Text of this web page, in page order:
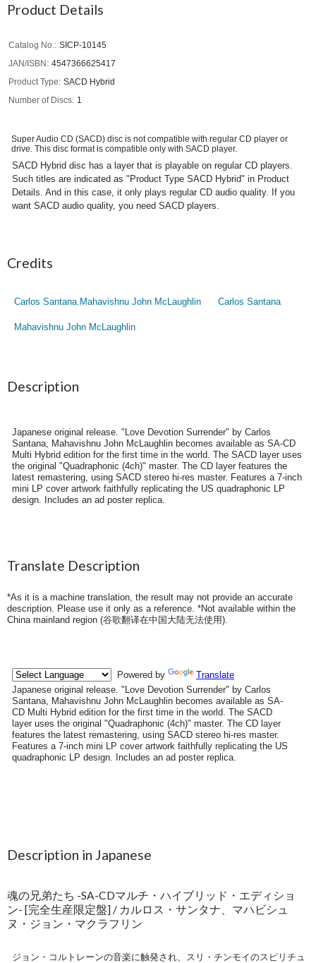
Product Details
Catalog No.
SICP-10145
JAN/ISBN
4547366625417
Product Type
SACD Hybrid
Number of Discs
1
Super Audio CD (SACD) disc is not compatible with regular CD player or
drive. This disc format is compatible only with SACD player.
SACD Hybrid disc has a layer that is playable on regular CD players.
Such titles are indicated as "Product Type SACD Hybrid" in Product
Details. And in this case, it only plays regular CD audio quality. If you
want SACD audio quality, you need SACD players.
Credits
Carlos Santana.Mahavishnu John McLaughlin Carlos Santana
Mahavishnu John McLaughlin
Description
Japanese original release. "Love Devotion Surrender" by Carlos
Santana, Mahavishnu John McLaughlin becomes available as SA-CD
Multi Hybrid edition for the first time in the world. The SACD layer uses
the original "Quadraphonic (4ch)" master. The CD layer features the
latest remastering, using SACD stereo hi-res master. Features a 7-inch
mini LP cover artwork faithfully replicating the US quadraphonic LP
design. Includes an ad poster replica.
Translate Description
*As it is a machine translation, the result may not provide an accurate
description. Please use it only as a reference. *Not available within the
China mainland region (谷歌翻译在中国大陆无法使用).
Description in Japanese
魂の兄弟たち -SA-CDマルチ・ハイブリッド・エディショ
ン- [完全生産限定盤] / カルロス・サンタナ、マハビシュ
ヌ・ジョン・マクラフリン
ジョン・コルトレーンの音楽に触発され、スリ・チンモイのスピリチュ